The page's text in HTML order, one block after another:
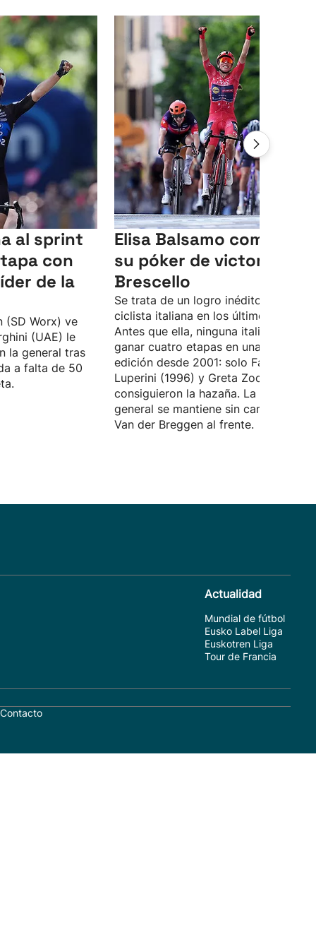
al sprint
con
de la
(SD Worx) ve
(UAE) le
la general tras
a falta de 50
Elisa Balsamo completa
su póker de victorias en
Brescello
Se trata de un logro inédito para una
ciclista italiana en los últimos 25
Antes que ella, ninguna italiana
ganar cuatro etapas en una misma
edición desde 2001: solo Fabiana
Luperini (1996) y Greta Zocca (2001)
consiguieron la hazaña. La
general se mantiene sin cambios con
Van der Breggen al frente.
Actualidad
Mundial de fútbol
Eusko Label Liga
Euskotren Liga
Tour de Francia
Contacto